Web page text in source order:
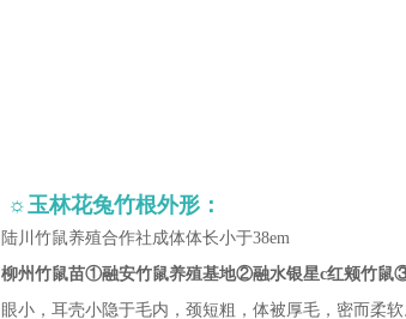
☼玉林花兔竹根外形：
陆川竹鼠养殖合作社成体体长小于38em
柳州竹鼠苗①融安竹鼠养殖基地②融水银星c红颊竹鼠
眼小，耳壳小隐于毛内，颈短粗，体被厚毛，密而柔